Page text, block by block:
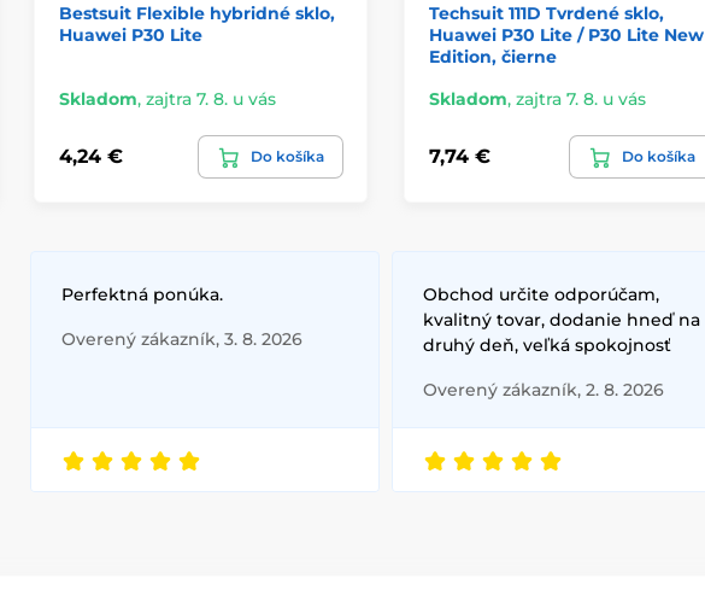
Bestsuit Flexible hybridné sklo,
Huawei P30 Lite
Skladom, zajtra 7. 8. u vás
4,24 € Do košíka
Techsuit 111D Tvrdené sklo,
Huawei P30 Lite / P30 Lite New
Edition, čierne
Skladom, zajtra 7. 8. u vás
7,74 € Do košíka
Perfektná ponúka.
Overený zákazník, 3. 8. 2026
Obchod určite odporúčam,
kvalitný tovar, dodanie hneď na
druhý deň, veľká spokojnosť
Overený zákazník, 2. 8. 2026